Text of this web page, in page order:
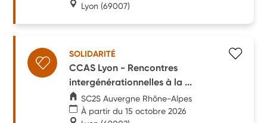
Lyon (69007)
SOLIDARITÉ
CCAS Lyon - Rencontres
intergénérationnelles à la ...
SC2S Auvergne Rhône-Alpes
À partir du 15 octobre 2026